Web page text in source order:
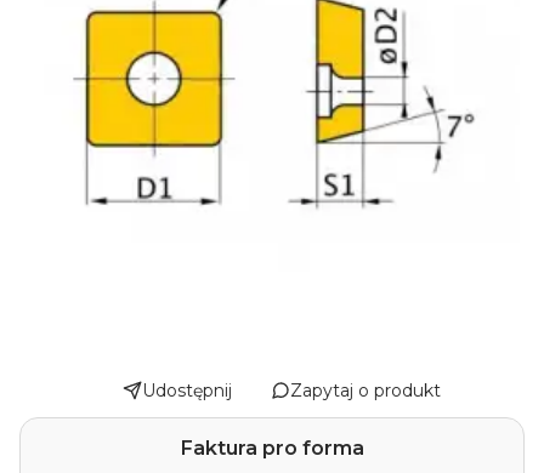
Udostępnij Zapytaj o produkt
Faktura pro forma